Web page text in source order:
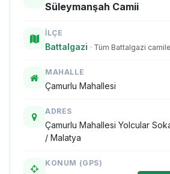
Süleymanşah Camii
İLÇE
Battalgazi · Tüm Battalgazi
MAHALLE
Çamurlu Mahallesi
ADRES
Çamurlu Mahallesi Yolcular
/ Malatya
KONUM (GPS)